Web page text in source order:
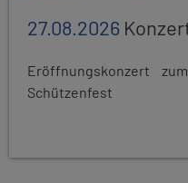
27.08.2026
Eröffnungskonzert
Schützenfest